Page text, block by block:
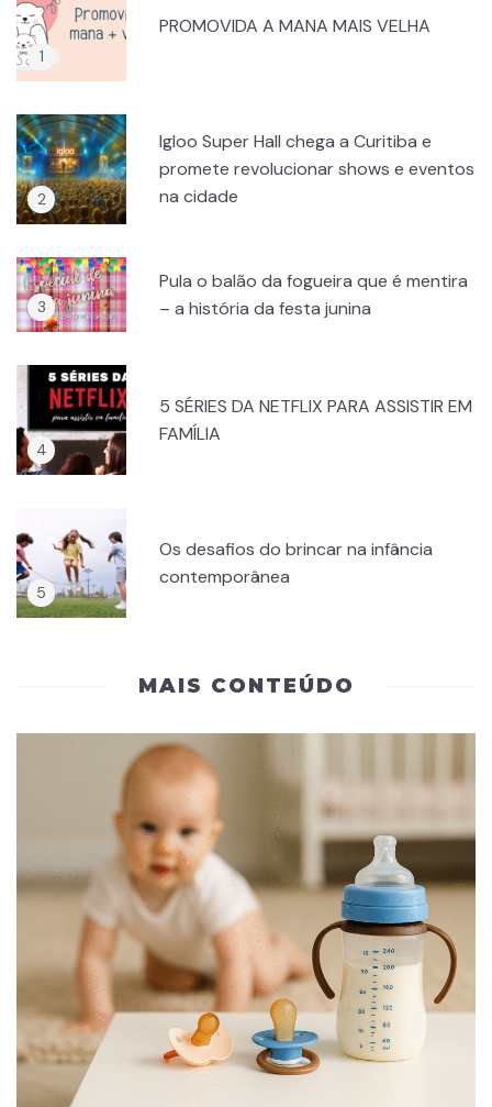
PROMOVIDA A MANA MAIS VELHA
Igloo Super Hall chega a Curitiba e
promete revolucionar shows e eventos
na cidade
Pula o balão da fogueira que é mentira
– a história da festa junina
5 SÉRIES DA NETFLIX PARA ASSISTIR EM
FAMÍLIA
Os desafios do brincar na infância
contemporânea
MAIS CONTEÚDO